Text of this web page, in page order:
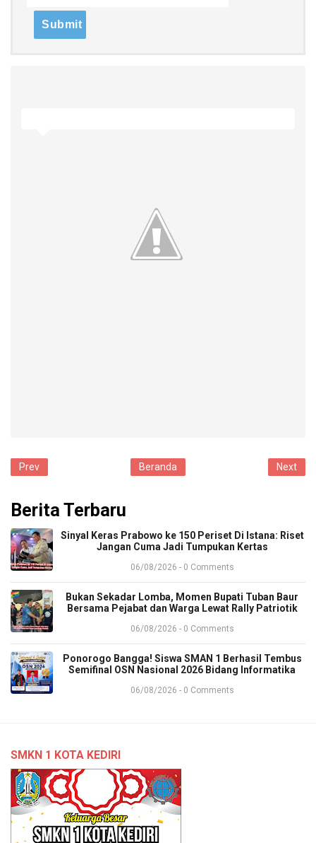
Prev Next
Beranda
Berita Terbaru
Sinyal Keras Prabowo ke 150 Periset Di Istana: Riset
Jangan Cuma Jadi Tumpukan Kertas
06/08/2026 - 0 Comments
Bukan Sekadar Lomba, Momen Bupati Tuban Baur
Bersama Pejabat dan Warga Lewat Rally Patriotik
06/08/2026 - 0 Comments
Ponorogo Bangga! Siswa SMAN 1 Berhasil Tembus
Semifinal OSN Nasional 2026 Bidang Informatika
06/08/2026 - 0 Comments
SMKN 1 KOTA KEDIRI